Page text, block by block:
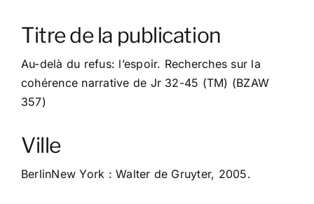
Contact
Titre de la publication
Au-delà du refus: l’espoir. Recherches sur la
cohérence narrative de Jr 32-45 (TM) (BZAW
357)
Ville
BerlinNew York : Walter de Gruyter, 2005.